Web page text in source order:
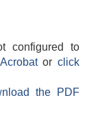
configured to
orclick
the PDF